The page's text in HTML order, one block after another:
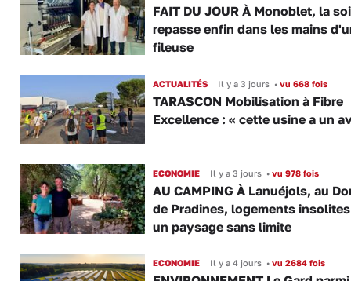
FAIT DU JOUR À Monoblet, la
repasse enfin dans les mains
fileuse
ACTUALITÉS Il y a 3 jours •vu 668 fois
TARASCON Mobilisation à Fibre
Excellence : « cette usine a un
ECONOMIE Il y a 3 jours •vu 978 fois
AU CAMPING À Lanuéjols, au
de Pradines, logements
un paysage sans limite
ECONOMIE Il y a 4 jours •vu 2684 fois